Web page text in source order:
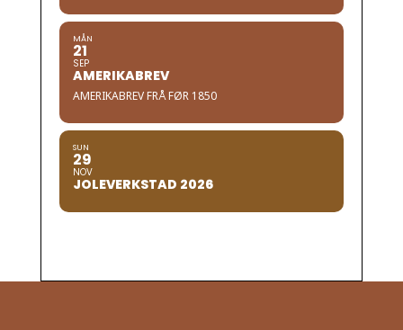
MÅN
21
SEP
AMERIKABREV
AMERIKABREV FRÅ FØR 1850
SUN
29
NOV
JOLEVERKSTAD 2026